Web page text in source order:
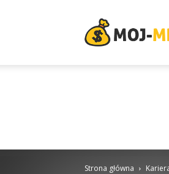
milion.pl
Strona główna